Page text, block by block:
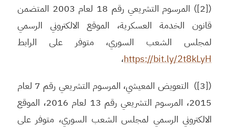
([2]) المرسوم التشريعي رقم 18 لعام 2003 المتضمن
قانون الخدمة العسكرية، الموقع الالكتروني الرسمي
لمجلس الشعب السوري، متوفر على الرابط
https://bit.ly/2t8kLyH،
([3]) التعويض المعيشي، المرسوم التشريعي رقم 7 لعام
2015، المرسوم التشريعي رقم 13 لعام 2016، الموقع
الالكتروني الرسمي لمجلس الشعب السوري، متوفر على